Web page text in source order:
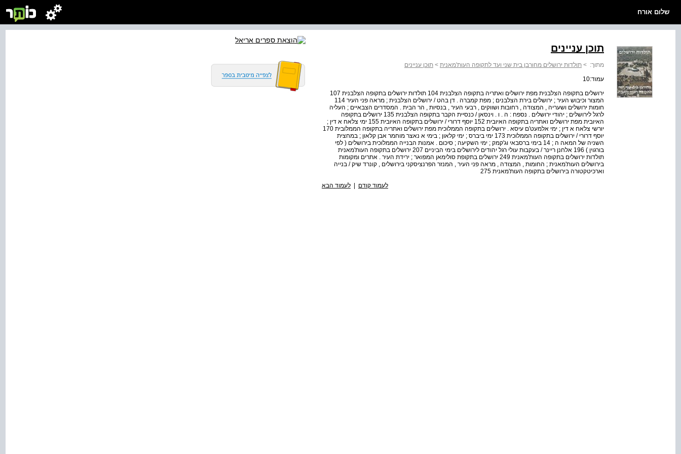
שלום אורח
תוכן עניינים
מתוך: > תולדות ירושלים מחורבן בית שני ועד לתקופה העות'מאנית > תוכן עניינים
עמוד:10
ירושלים בתקופה הצלבנית מפת ירושלים ואתריה בתקופה הצלבנית 104 תולדות ירושלים בתקופה הצלבנית 107
המצור וכיבוש העיר ; ירושלים בירת הצלבנים ; מפת קמברה . דן בהט / ירושלים הצלבנית ; מראה פני העיר 114
חומות ירושלים ושעריה , המצודה , רחובות ושווקים , רבעי העיר , בנסיות , הר הבית . המסדרים הצבאיים ; העליה
לרגל לירושלים ; יהודי ירושלים . נספח : ה . ו . וינסאן / כנסיית הקבר בתקופה הצלבנית 135 ירושלים בתקופה
האיובית מפת ירושלים ואתריה בתקופה האיובית 152 יוסף דרורי / ירושלים בתקופה האיובית 155 ימי צלאח א דין ;
יורשי צלאח א דין ; ימי אלמעט'ם עיסא . ירושלים בתקופה הממלוכית מפת ירושלים ואתריה בתקופה הממלובית 170
יוסף דרורי / ירושלים בתקופה הממלוכית 173 ימי ביברס ; ימי קלאון ; בימי א נאצר מוחמר אבן קלאון ; במחצית
השניה של המאה ה ; 14 בימי ברסבאי וג'קמק ; ימי השקיעה ; סיכום . אמנות הבנייה הממלוכית בירושלים ( לפי
בורגוין ) 196 אלחנן ריינר / בעקבות עולי רגל יהודים לירושלים בימי הביניים 207 ירושלים בתקופה העות'מאנית
תולדות ירושלים בתקופה העות'מאנית 249 ירושלים בתקופת סולימאן המפואר ; ירידת העיר . אתרים ומקומות
בירושלים העות'מאנית ; החומות , המצודה , מראה פני העיר , המנזר הפרנציסקני בירושלים , קונרד שיק / בנייה
וארכיטקטורה בירושלים בתקופה העות'מאנית 275
לעמוד קודם | לעמוד הבא